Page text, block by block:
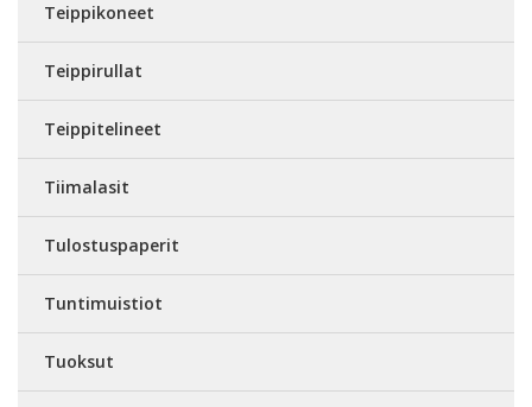
Teippikoneet
Teippirullat
Teippitelineet
Tiimalasit
Tulostuspaperit
Tuntimuistiot
Tuoksut